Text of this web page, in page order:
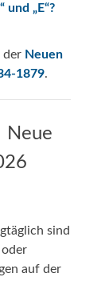
und „E“?
der Neuen
1879.
Neue
sind
auf der